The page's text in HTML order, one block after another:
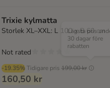
Trixie kylmatta
Storlek XL–XXL: L 100 x B 60 cm
-19.35% Tidigare pris 199,00 kr
Lägsta pris
30 dagar före
rabatten
160,50 kr
Not rated